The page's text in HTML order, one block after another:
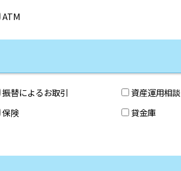
ATM
振替によるお取引 資産運用相談
保険 貸金庫